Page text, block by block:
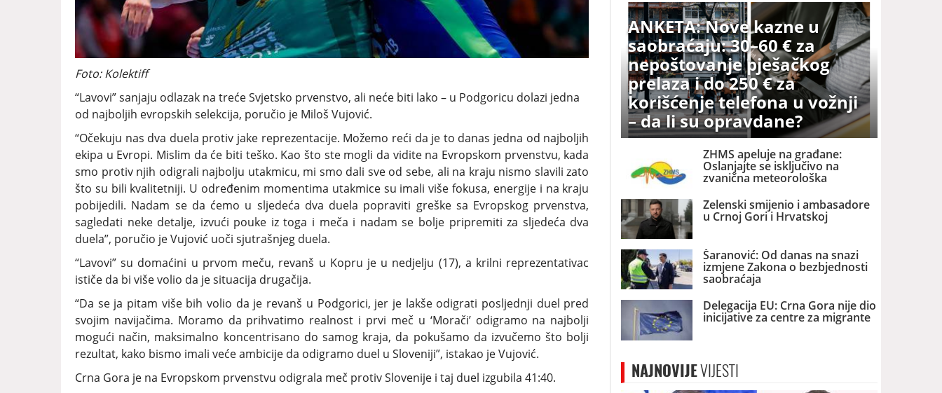
Foto: Kolektiff
“Lavovi” sanjaju odlazak na treće Svjetsko prvenstvo, ali neće biti lako – u Podgoricu dolazi jedna
od najboljih evropskih selekcija, poručio je Miloš Vujović.
“Očekuju nas dva duela protiv jake reprezentacije. Možemo reći da je to danas jedna od najboljih
ekipa u Evropi. Mislim da će biti teško. Kao što ste mogli da vidite na Evropskom prvenstvu, kada
smo protiv njih odigrali najbolju utakmicu, mi smo dali sve od sebe, ali na kraju nismo slavili zato
što su bili kvalitetniji. U određenim momentima utakmice su imali više fokusa, energije i na kraju
pobijedili. Nadam se da ćemo u sljedeća dva duela popraviti greške sa Evropskog prvenstva,
sagledati neke detalje, izvući pouke iz toga i meča i nadam se bolje pripremiti za sljedeća dva
duela”, poručio je Vujović uoči sjutrašnjeg duela.
“Lavovi” su domaćini u prvom meču, revanš u Kopru je u nedjelju (17), a krilni reprezentativac
ističe da bi više volio da je situacija drugačija.
“Da se ja pitam više bih volio da je revanš u Podgorici, jer je lakše odigrati posljednji duel pred
svojim navijačima. Moramo da prihvatimo realnost i prvi meč u ‘Morači’ odigramo na najbolji
mogući način, maksimalno koncentrisano do samog kraja, da pokušamo da izvučemo što bolji
rezultat, kako bismo imali veće ambicije da odigramo duel u Sloveniji”, istakao je Vujović.
Crna Gora je na Evropskom prvenstvu odigrala meč protiv Slovenije i taj duel izgubila 41:40.
ANKETA: Nove kazne u
saobraćaju: 30–60 € za
nepoštovanje pješačkog
prelaza i do 250 € za
korišćenje telefona u vožnji
– da li su opravdane?
ZHMS apeluje na građane:
Oslanjajte se isključivo na
zvanična meteorološka
Zelenski smijenio i ambasadore
u Crnoj Gori i Hrvatskoj
Šaranović: Od danas na snazi
izmjene Zakona o bezbjednosti
saobraćaja
Delegacija EU: Crna Gora nije dio
inicijative za centre za migrante
NAJNOVIJEVIJESTI